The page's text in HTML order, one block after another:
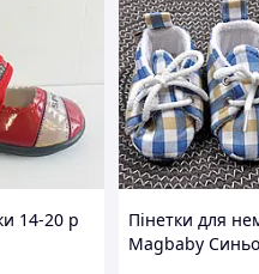
14-20 р
Пінетки для
Magbaby